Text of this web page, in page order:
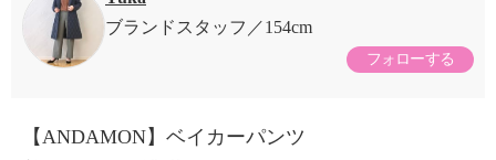
ブランドスタッフ
154cm
フォローする
【ANDAMON】ベイカーパンツ